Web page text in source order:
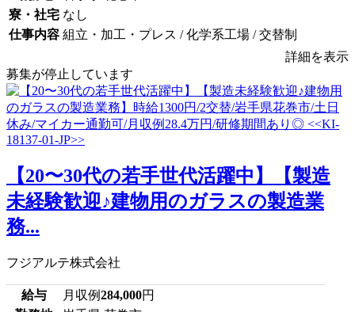
寮・社宅 なし
仕事内容 組立・加工・プレス / 化学系工場 / 交替制
詳細を表示
募集が停止しています
【20〜30代の若手世代活躍中】【製造
未経験歓迎♪建物用のガラスの製造業
務...
フジアルテ株式会社
給与 月収例284,000円